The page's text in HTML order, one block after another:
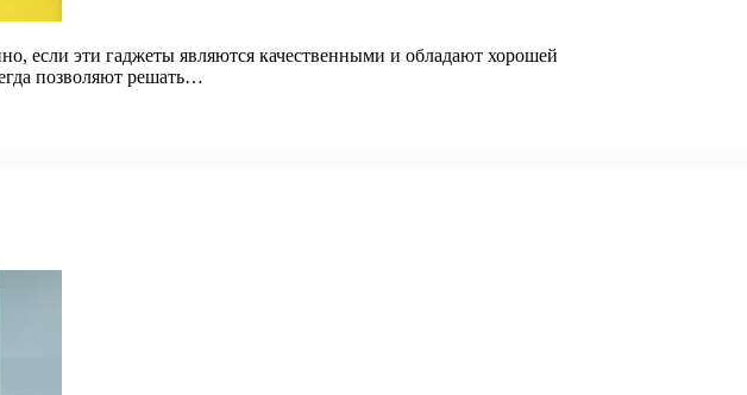
если эти гаджеты являются качественными и обладают хорошей
позволяют решать…